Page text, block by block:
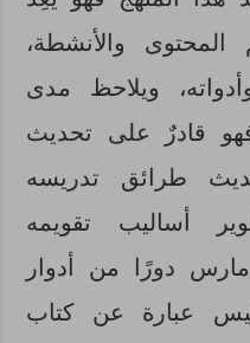
المحتوى والأنشطة،
ويلاحظ مدى
قادرٌ على تحديث
طرائق تدريسه
أساليب تقويمه
مارس دورًا من أدوار
ليس عبارة عن كتاب